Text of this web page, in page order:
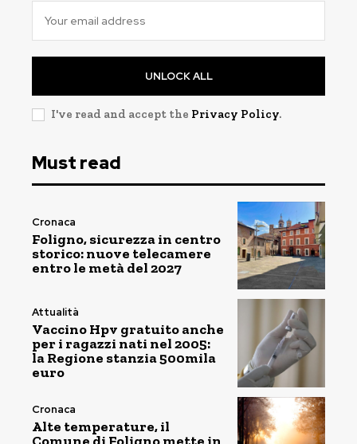
UNLOCK ALL
I've read and accept the Privacy Policy.
Must read
Cronaca
Foligno, sicurezza in centro
storico: nuove telecamere
entro le metà del 2027
Attualità
Vaccino Hpv gratuito anche
per i ragazzi nati nel 2005:
la Regione stanzia 500mila
euro
Cronaca
Alte temperature, il